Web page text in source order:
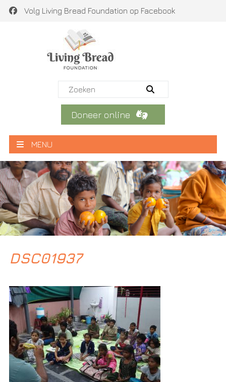
Volg Living Bread Foundation op Facebook
Doneer online
MENU
DSC01937